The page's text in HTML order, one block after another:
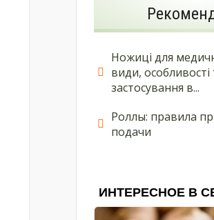
Ножиці для
види, особливості
застосування в...
Роллы: правила
подачи